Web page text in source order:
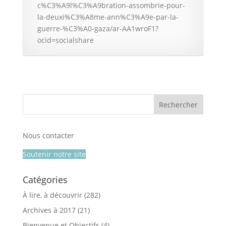
c%C3%A9l%C3%A9bration-assombrie-pour-
la-deuxi%C3%A8me-ann%C3%A9e-par-la-
guerre-%C3%A0-gaza/ar-AA1wroF1?
ocid=socialshare
Nous contacter
Soutenir notre site
Catégories
À lire, à découvrir(282)
Archives à 2017(21)